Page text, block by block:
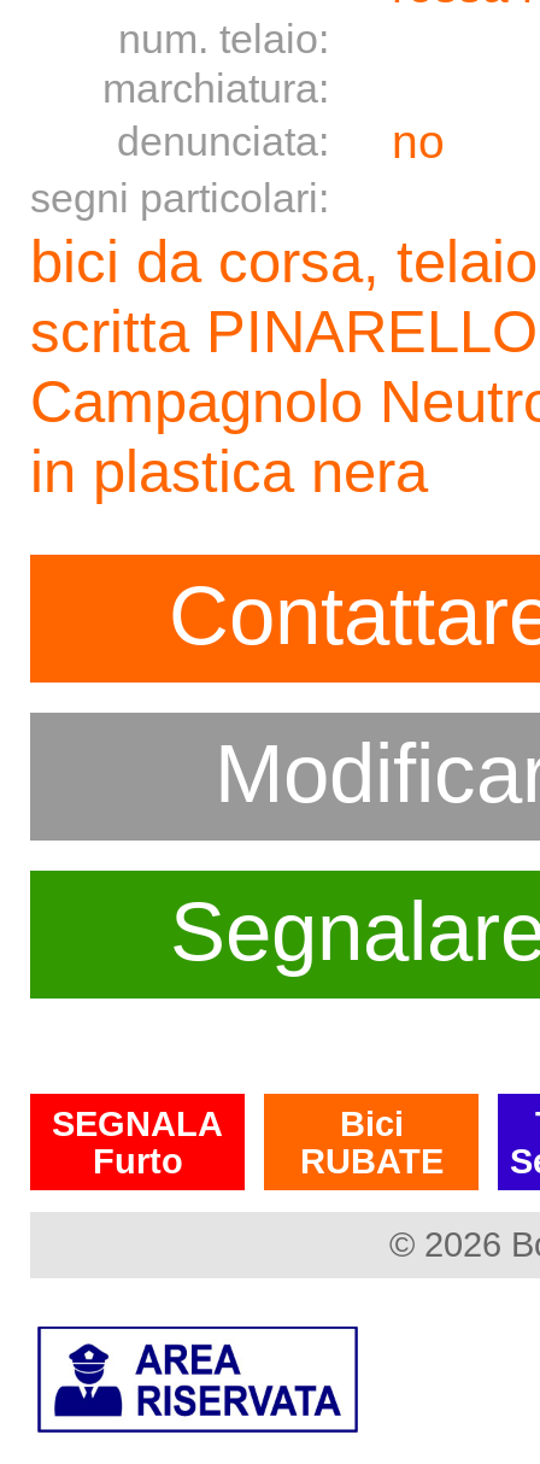
num. telaio:
marchiatura:
denunciata:
no
segni particolari:
bici da corsa,
scritta
Campagnolo
in plastica nera
SEGNALA
Furto
Bici
RUBATE
© 2026